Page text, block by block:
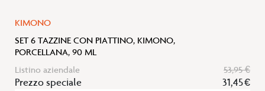
KIMONO
SET 6 TAZZINE CON PIATTINO, KIMONO,
PORCELLANA, 90 ML
Listino aziendale
53,95 €
Prezzo speciale 31,45 €